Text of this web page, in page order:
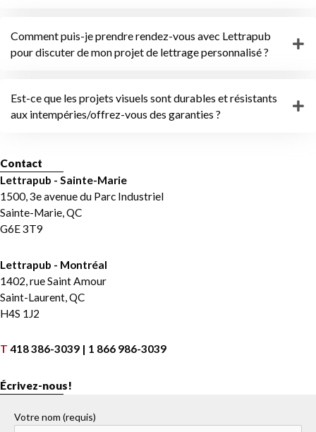
Comment puis-je prendre rendez-vous avec Lettrapub
pour discuter de mon projet de lettrage personnalisé ?
Est-ce que les projets visuels sont durables et résistants
aux intempéries/offrez-vous des garanties ?
Contact
Lettrapub - Sainte-Marie
1500, 3e avenue du Parc Industriel
Sainte-Marie, QC
G6E 3T9
Lettrapub - Montréal
1402, rue Saint Amour
Saint-Laurent, QC
H4S 1J2
T 418 386-3039 | 1 866 986-3039
Écrivez-nous!
Votre nom (requis)